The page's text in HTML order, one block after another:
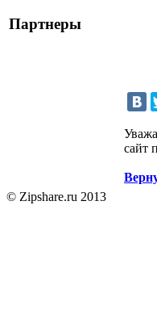
Партнеры
сайт
© Zipshare.ru 2013